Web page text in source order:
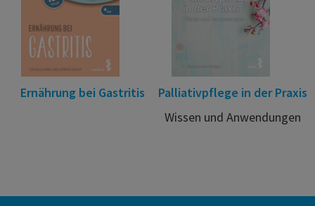
Ernährung bei Gastritis
Palliativpflege in der Praxis
Wissen und Anwendungen